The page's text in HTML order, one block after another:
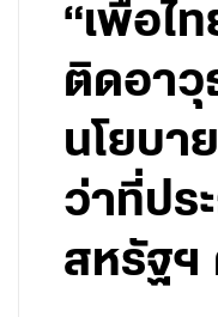
“เพื่อไ
ติดอาวุ
นโยบา
ว่าที่ปร
สหรัฐฯ